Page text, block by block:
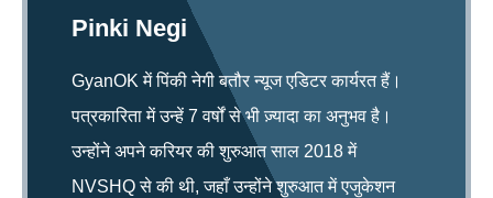
Pinki Negi
GyanOK में पिंकी नेगी बतौर न्यूज एडिटर कार्यरत हैं।
पत्रकारिता में उन्हें 7 वर्षों से भी ज़्यादा का अनुभव है।
उन्होंने अपने करियर की शुरुआत साल 2018 में
NVSHQ से की थी, जहाँ उन्होंने शुरुआत में एजुकेशन